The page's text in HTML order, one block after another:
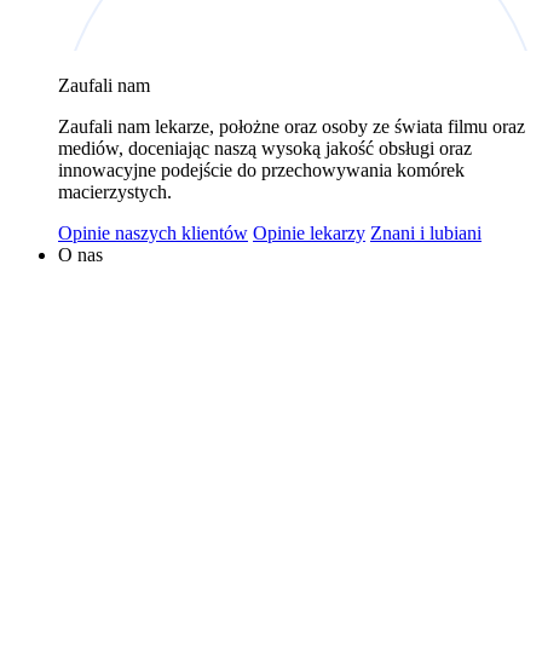
wykorzystywaniem plików cookies w powyższych celach
siedzibą w Warszawie. Niezależnymi administratorami
danych mogą być także nasi partnerzy. Informacje na
temat wykorzystywanych plików cookies i przetwarzania
danych osobowych, w tym o przysługujących prawach,
znajduje się wPolityce Prywatności
Zaufali nam
Zaufali nam lekarze, położne oraz osoby ze świata filmu oraz
mediów, doceniając naszą wysoką jakość obsługi oraz
innowacyjne podejście do przechowywania komórek
macierzystych.
Opinie naszych klientów Opinie lekarzy Znani i lubiani
O nas